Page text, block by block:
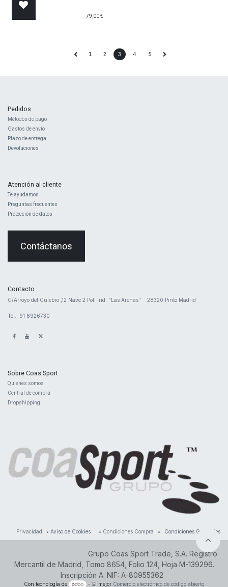
79,00€
1 2 3 4 5
Pedidos
Métodos de pago
Gastos de envío
Plazo de entrega
Devoluciones
Atención al cliente
Te ayudamos
Preguntas frecuentes
Protección de datos
Contáctanos
Contacto
​C/Arroyo del Culebro ,12 Nave 2 ​Pol. Ind. "Las Arenas" · 28320 Pinto Madrid
Tel.: 91 6926730
Sobre Coas Sport
Quienes ​somos
Central de compra
Dropshipping
Privacidad • Aviso de Cookies • Condiciones Compra • Condiciones Generales
Grupo Coas Sport Trade, S.A. Registro
Mercantil de Madrid, Tomo 8654, Folio 124, Hoja M-139296.
Inscripción A. NIF: A-80955362
Con tecnología de - El mejor Comercio electrónico de código abierto